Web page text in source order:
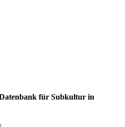
für Subkultur in